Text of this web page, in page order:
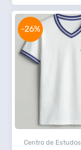
Centro de Estudos
-26%